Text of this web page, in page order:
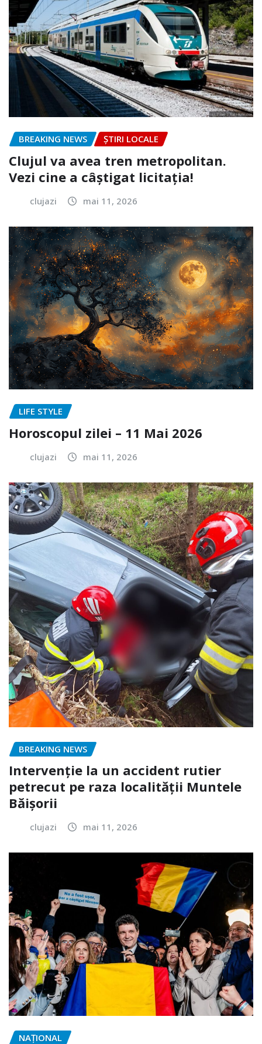
BREAKING NEWS ȘTIRI LOCALE
Clujul va avea tren metropolitan.
Vezi cine a câștigat licitația!
clujazi mai 11, 2026
LIFE STYLE
Horoscopul zilei – 11 Mai 2026
clujazi mai 11, 2026
BREAKING NEWS
Intervenție la un accident rutier
petrecut pe raza localității Muntele
Băișorii
clujazi mai 11, 2026
NAŢIONAL